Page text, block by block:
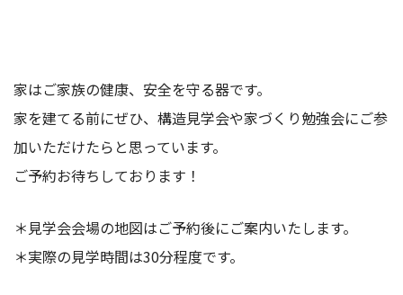
家はご家族の健康、安全を守る器です。
家を建てる前にぜひ、構造見学会や家づくり勉強会にご参
加いただけたらと思っています。
ご予約お待ちしております！
＊見学会会場の地図はご予約後にご案内いたします。
＊実際の見学時間は30分程度です。